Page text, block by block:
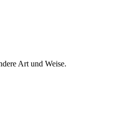
Art und Weise.